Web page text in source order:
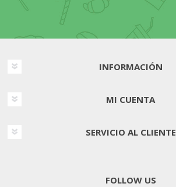
INFORMACIÓN
MI CUENTA
SERVICIO AL CLIENTE
FOLLOW US